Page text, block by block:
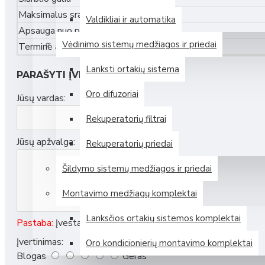
Daugiau
Samsung (P. Korėja)
Belaidis įkraunamas SolarCell valdymo pultas Samsung oro
Plokštelinis Samsung ERV AN026JSKLKN rekuperatorius su
Plokštelinis Samsung ERV AN035JSKLKN rekuperatorius su
Plokštelinis Samsung ERV AN050JSKLKN rekuperatorius su
Daugiau
Panasonic (Japonija)
Panasonic grindinis oro kondicionierius, 2.5/3.4 kW
Valdikliai ir automatika
Vėdinimo sistemų medžiagos ir priedai
Lanksti ortakių sistema
Oro difuzoriai
Rekuperatorių filtrai
Rekuperatorių priedai
Šildymo sistemų medžiagos ir priedai
Montavimo medžiagų komplektai
Lanksčios ortakių sistemos komplektai
Oro kondicionierių montavimo komplektai
Maksimalus srautas
Apsauga nuo patekimo
Terminė apsauga
PARAŠYTI ĮVERTINIMĄ
Jūsų vardas:
Jūsų apžvalga:
Pastaba: Įvestas tekstas nebus išverstas.
Įvertinimas:
Blogas
Geras